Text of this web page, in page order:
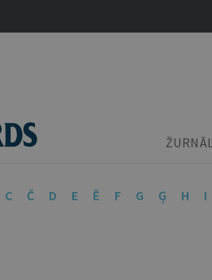
C Č D E Ē F G Ģ H I